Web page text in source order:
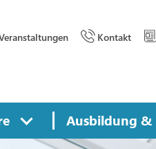
Kontakt
Ausbildung &